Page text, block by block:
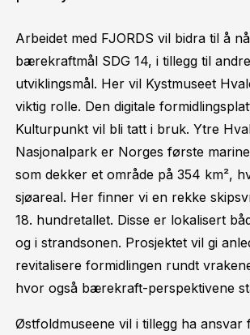
Arbeidet med FJORDS vil bidra til å
bærekraftmål SDG 14, i tillegg til
utviklingsmål. Her vil Kystmuseet
viktig rolle. Den digitale
Kulturpunkt vil bli tatt i bruk. Ytre
Nasjonalpark er Norges første
som dekker et område på 354 km²,
sjøareal. Her finner vi en rekke
18. hundretallet. Disse er lokalisert
og i strandsonen. Prosjektet vil gi
revitalisere formidlingen rundt
hvor også bærekraft-perspektivene
Østfoldmuseene vil i tillegg ha ansvar